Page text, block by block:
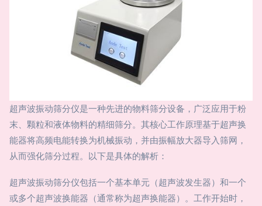
超声波振动筛分仪是一种先进的物料筛分设备，广泛应用于粉
末、颗粒和液体物料的精细筛分。其核心工作原理基于超声换
能器将高频电能转换为机械振动，并由振幅放大器导入筛网，
从而强化筛分过程。以下是具体的解析：
超声波振动筛分仪包括一个基本单元（超声波发生器）和一个
或多个超声波换能器（通常称为超声换能器）。工作开始时，